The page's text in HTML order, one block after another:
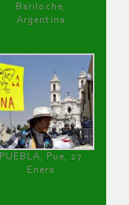
Bariloche,
Argentina
PUEBLA, Pue, 27
Enero